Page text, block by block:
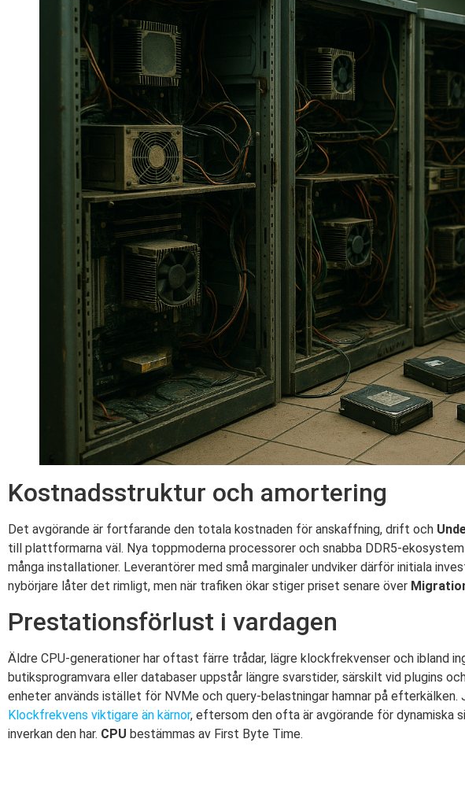
Kostnadsstruktur och amortering
Det avgörande är fortfarande den totala kostnaden för anskaffning, drift och
till plattformarna väl. Nya toppmoderna processorer och snabba DDR5-
många installationer. Leverantörer med små marginaler undviker därför initiala
nybörjare låter det rimligt, men när trafiken ökar stiger priset senare över
Prestationsförlust i vardagen
Äldre CPU-generationer har oftast färre trådar, lägre klockfrekvenser och ibland
butiksprogramvara eller databaser uppstår längre svarstider, särskilt vid plugins
enheter används istället för NVMe och query-belastningar hamnar på
Klockfrekvens viktigare än kärnor, eftersom den ofta är avgörande för dynamiska
inverkan den har. CPU bestämmas av First Byte Time.